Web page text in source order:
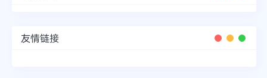
友情链接